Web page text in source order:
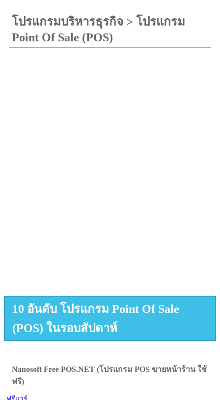
โปรแกรมบริหารธุรกิจ > โปรแกรม
Point Of Sale (POS)
10 อันดับ โปรแกรม Point Of Sale
(POS) ในรอบสัปดาห์
Nanosoft Free POS.NET (โปรแกรม POS ขายหน้าร้าน ใช้
ฟรี)